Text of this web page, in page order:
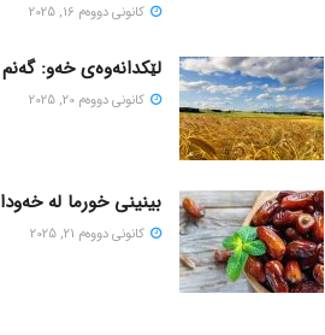
كانونی دووه‌م 16, 2025
لێکدانەوەی خەو: گەنم
كانونی دووه‌م 20, 2025
بینینی خورما لە خەودا
كانونی دووه‌م 21, 2025